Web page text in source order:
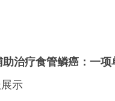
治疗食管鳞癌：一
示